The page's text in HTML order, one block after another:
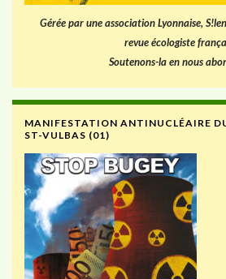
Gérée par une association Lyonnaise,
revue écologiste
Soutenons-la en nous
MANIFESTATION ANTINUCLÉAIRE
ST-VULBAS (01)